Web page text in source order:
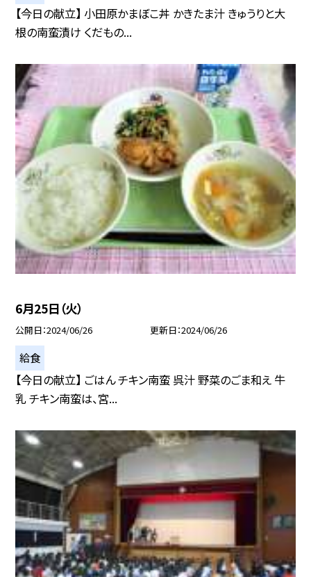
【今日の献立】 小田原かまぼこ丼 かきたま汁 きゅうりと大
根の南蛮漬け くだもの...
6月25日（火）
公開日 2024/06/26 更新日 2024/06/26
給食
【今日の献立】 ごはん チキン南蛮 呉汁 野菜のごま和え 牛
乳 チキン南蛮は、宮...